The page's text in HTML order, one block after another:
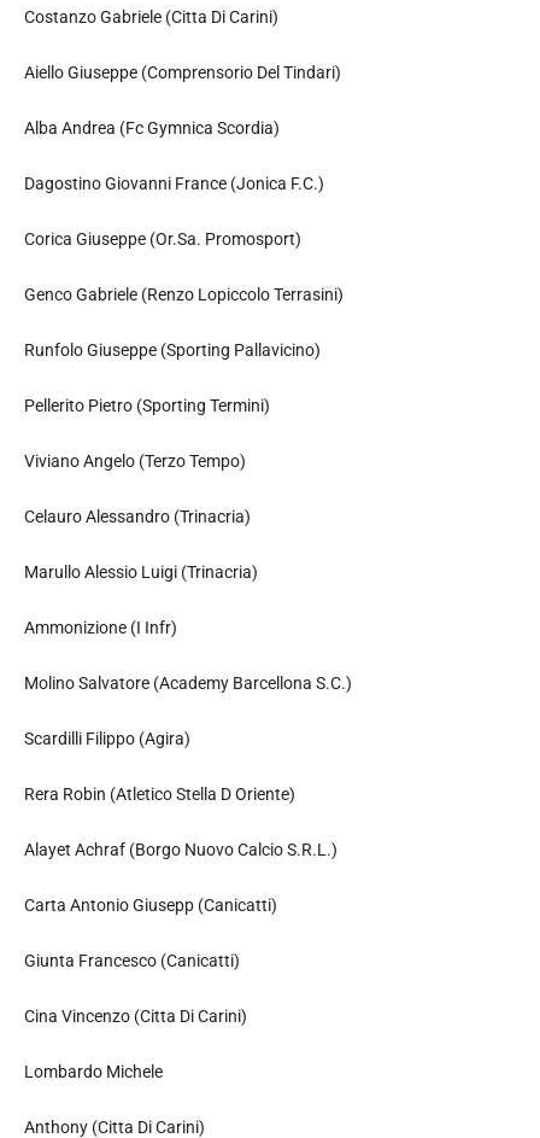
Costanzo Gabriele (Citta Di Carini)
Aiello Giuseppe (Comprensorio Del Tindari)
Alba Andrea (Fc Gymnica Scordia)
Dagostino Giovanni France (Jonica F.C.)
Corica Giuseppe (Or.Sa. Promosport)
Genco Gabriele (Renzo Lopiccolo Terrasini)
Runfolo Giuseppe (Sporting Pallavicino)
Pellerito Pietro (Sporting Termini)
Viviano Angelo (Terzo Tempo)
Celauro Alessandro (Trinacria)
Marullo Alessio Luigi (Trinacria)
Ammonizione (I Infr)
Molino Salvatore (Academy Barcellona S.C.)
Scardilli Filippo (Agira)
Rera Robin (Atletico Stella D Oriente)
Alayet Achraf (Borgo Nuovo Calcio S.R.L.)
Carta Antonio Giusepp (Canicatti)
Giunta Francesco (Canicatti)
Cina Vincenzo (Citta Di Carini)
Lombardo Michele
Anthony (Citta Di Carini)